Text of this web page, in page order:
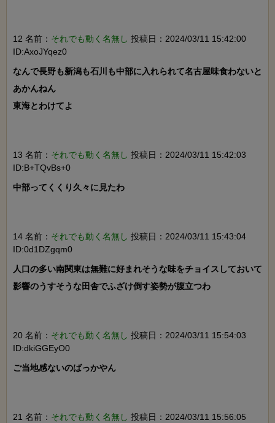
12 名前： それでも動く名無し 投稿日：2024/03/11 15:42:00
ID:AxoJYqez0
なんで長野も新潟も石川も中部に入れられて名古屋味食わないと
あかんねん
東海とわけてよ
13 名前： それでも動く名無し 投稿日：2024/03/11 15:42:03
ID:B+TQvBs+0
中部ってくくり久々に見たわ
14 名前： それでも動く名無し 投稿日：2024/03/11 15:43:04
ID:0d1DZgqm0
人口の多い南関東は無難に好まれそうな味をチョイスしておいて
影響のうすそうな田舎でふざけ倒す姿勢が腹立つわ
20 名前： それでも動く名無し 投稿日：2024/03/11 15:54:03
ID:dkiGGEyO0
ご当地感ないのばっかやん
21 名前： それでも動く名無し 投稿日：2024/03/11 15:56:05